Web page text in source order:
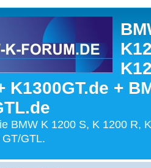
K1300GT.de +
BMW K 1200 S, K 1200 R,
GTL.